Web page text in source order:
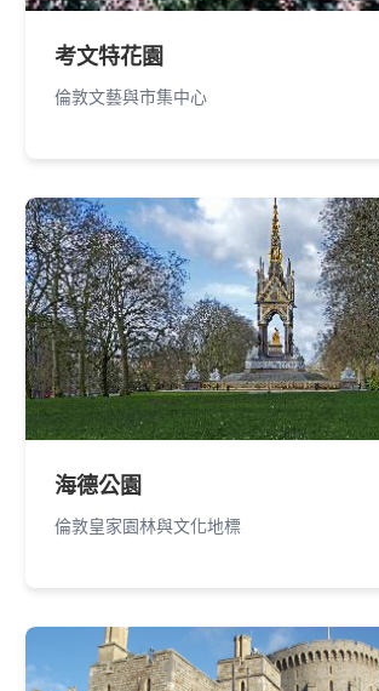
考文特花園
倫敦文藝與市集中心
海德公園
倫敦皇家園林與文化地標